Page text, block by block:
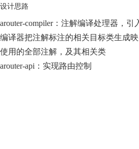
设计思路
arouter-compiler：注解编译处理器，引
编译器把注解标注的相关目标类生成
使用的全部注解，及其相关类
arouter-api：实现路由控制